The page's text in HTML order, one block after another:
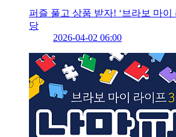
퍼즐 풀고 상품 받자! ‘브라보 마이
당
2026-04-02 06:00